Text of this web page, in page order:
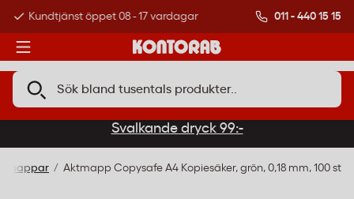
Kundtjänst öppet 08 - 17 vardagar Över 500 000
011 - 440 15 15
Svalkande dryck 99:-
Aktmapp Copysafe A4 Kopiesäker, grön, 0,18 mm, 100 st